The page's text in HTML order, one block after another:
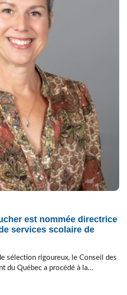
est nommée directrice
services scolaire de
sélection rigoureux, le Conseil des
du Québec a procédé à la...